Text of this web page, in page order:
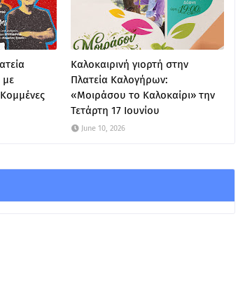
με
Καλοκαιρινή γιορτή στην
Πλατεία Καλογήρων:
«Μοιράσου το Καλοκαίρι» την
Τετάρτη 17 Ιουνίου
June 10, 2026